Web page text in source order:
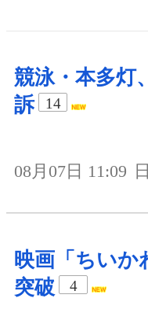
競泳・本多灯
訴
14
08月07日 11:09
映画「ちいか
突破
4